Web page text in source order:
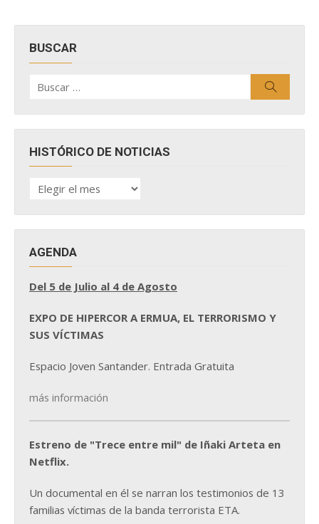
BUSCAR
por:
HISTÓRICO DE NOTICIAS
HISTÓRICO
DE
AGENDA
Del 5 de Julio al 4 de Agosto
EXPO DE HIPERCOR A ERMUA, EL TERRORISMO Y
SUS VÍCTIMAS
Espacio Joven Santander. Entrada Gratuita
más información
Estreno de "Trece entre mil" de Iñaki Arteta en
Netflix.
Un documental en él se narran los testimonios de 13
familias víctimas de la banda terrorista ETA.